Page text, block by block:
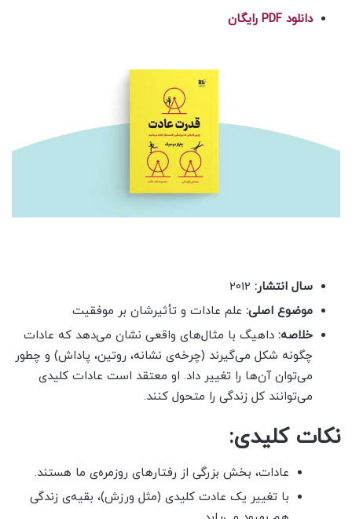
دانلود PDF رایگان
سال انتشار:
موضوع اصلی: علم عادات و تأثیرشان بر موفقیت
خلاصه: داهیگ با مثال‌های واقعی نشان می‌دهد که عادات
چگونه شکل می‌گیرند (چرخه‌ی نشانه، روتین، پاداش) و چطور
می‌توان آن‌ها را تغییر داد. او معتقد است عادات کلیدی
می‌توانند کل زندگی را متحول کنند.
نکات کلیدی:
عادات، بخش بزرگی از رفتارهای روزمره‌ی ما هستند.
با تغییر یک عادت کلیدی (مثل ورزش)، بقیه‌ی زندگی